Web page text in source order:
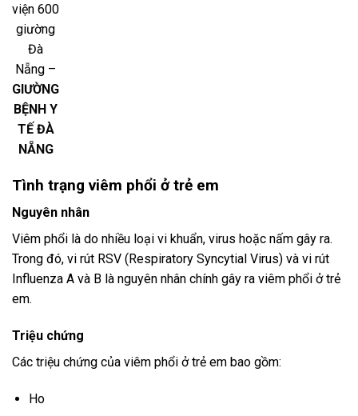
viện 600
giường
Đà
Nẵng –
GIƯỜNG
BỆNH Y
TẾ ĐÀ
NẴNG
Tình trạng viêm phổi ở trẻ em
Nguyên nhân
Viêm phổi là do nhiều loại vi khuẩn, virus hoặc nấm gây ra.
Trong đó, vi rút RSV (Respiratory Syncytial Virus) và vi rút
Influenza A và B là nguyên nhân chính gây ra viêm phổi ở trẻ
em.
Triệu chứng
Các triệu chứng của viêm phổi ở trẻ em bao gồm:
Ho